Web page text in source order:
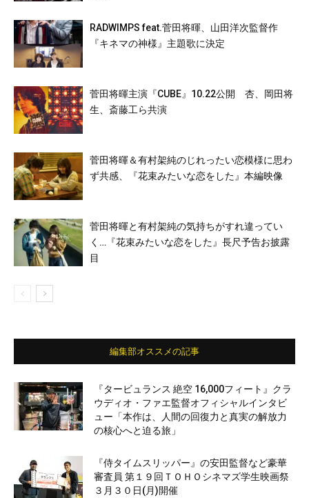
RADWIMPS feat.菅田将暉、山田洋次監督作
『キネマの神様』主題歌に決定
菅田将暉主演『CUBE』10.22公開 杏、岡田将
生、斎藤工ら共演
菅田将暉＆有村架純のじれったい恋模様に思わ
ず共感、『花束みたいな恋をした』本編映像
菅田将暉と有村架純の気持ちがすれ違ってい
く…『花束みたいな恋をした』長尺予告お披露
目
編集部オススメの記事
『タービュランス 絶空 16,000フィート』クラ
ウディオ・ファエ監督オフィシャルインタビ
ュー「本作は、人間の回復力と真実の解放力
の核心へと迫る旅」
『侍タイムスリッパー』の安田監督など豪華
審査員 第１９回ＴＯＨＯシネマズ学生映画祭
３月３０日(月)開催